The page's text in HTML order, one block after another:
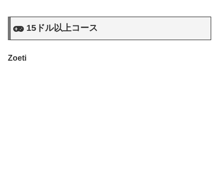
15ドル以上コース
Zoeti